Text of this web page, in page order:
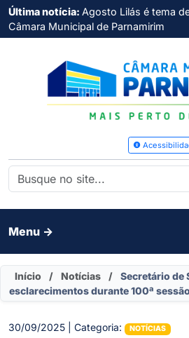
Última notícia: Agosto Lilás é tema
Câmara Municipal de Parnamirim
Menu ->
Início / Notícias /
Secretário de
esclarecimentos durante 100ª
30/09/2025 | Categoria: NOTÍCIAS